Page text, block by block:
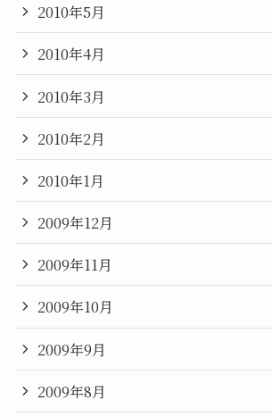
2010年5月
2010年4月
2010年3月
2010年2月
2010年1月
2009年12月
2009年11月
2009年10月
2009年9月
2009年8月